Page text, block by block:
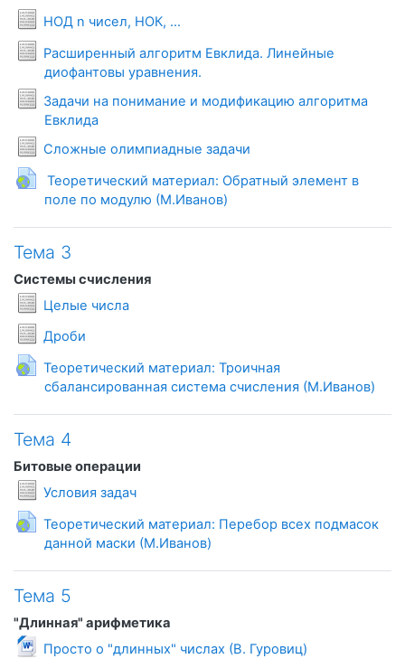
НОД n чисел, НОК, ...Условия задач
Расширенный алгоритм Евклида. Линейные
диофантовы уравнения.Условия задач
Задачи на понимание и модификацию алгоритма
Евклида
Условия задач
Сложные олимпиадные задачиУсловия задач
Теоретический материал: Обратный элемент в
поле по модулю (М.Иванов)Гиперссылка
Тема 3
Системы счисления
Целые числаУсловия задач
Дроби
Условия задач
Теоретический материал: Троичная
сбалансированная система счисления (М.Иванов)
Тема 4
Битовые операции
Условия задач
Теоретический материал: Перебор всех подмасок
данной маски (М.Иванов)Гиперссылка
Тема 5
"Длинная" арифметика
Просто о "длинных" числах (В. Гуровиц)
Файл